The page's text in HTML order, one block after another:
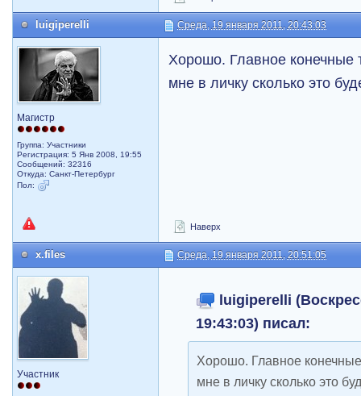
luigiperelli Среда, 19 января 2011, 20:43:03
Магистр
Группа: Участники
Регистрация: 5 Янв 2008, 19:55
Сообщений: 32316
Откуда: Санкт-Петербург
Пол:
Хорошо. Главное конечные
мне в личку сколько это
Наверх
x.files Среда, 19 января 2011, 20:51:05
Участник
luigiperelli
19:43:03) писал:
Хорошо. Главное
мне в личку сколько это